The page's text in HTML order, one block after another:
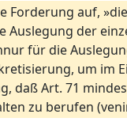
Forderung auf,
der
für die
um im
daß Art. 71
zu berufen